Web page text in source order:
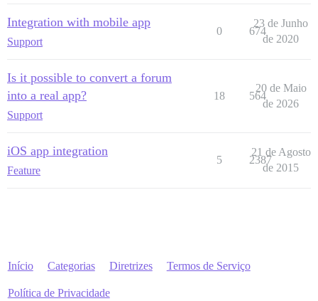
Integration with mobile app
Support
0 674
23 de Junho
de 2020
Is it possible to convert a forum
into a real app?
Support
18 564
20 de Maio
de 2026
iOS app integration
Feature
5 2387
21 de Agosto
de 2015
Início Categorias Diretrizes Termos de Serviço
Política de Privacidade